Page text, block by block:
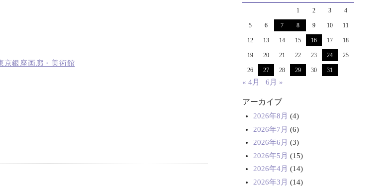
京銀座画廊・美術館
1 2 3 4
5 6 7 8 9 10 11
12 13 14 15 16 17 18
19 20 21 22 23 24 25
26 27 28 29 30 31
« 4月 6月 »
アーカイブ
2026年8月 (4)
2026年7月 (6)
2026年6月 (3)
2026年5月 (15)
2026年4月 (14)
2026年3月 (14)
オンラインショップ